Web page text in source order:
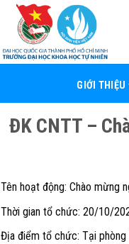
GIỚI THIỆU
ĐK CNTT –
Tên hoạt động: Chào mừng
Thời gian tổ chức: 20/10/
Địa điểm tổ chức: Tại